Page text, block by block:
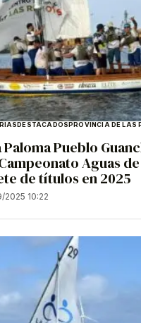
DESTACADOS PROVINCIA DE LAS
Paloma Pueblo
Aguas
de títulos en 2025
2025 10:22